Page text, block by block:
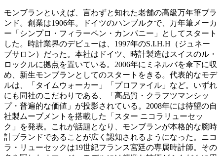
モンブランといえば、言わずと知れた老舗の高級万年筆ブラ
ンド。創業は1906年。ドイツのハンブルクで、万年筆メーカ
ー「シンプロ・フィラーペン・カンパニー」としてスタート
した。時計業界のデビューは、1997年のS.I.H.H（ジュネー
ブサロン）だった。本社はドイツ、時計製造はスイスのル・
ロックルに拠点を置いている。2006年にミネルバを傘下に収
め、新生モンブランとしてのスタートをきる。代表的なモデ
ルは、「タイムウォーカー」「プロファイル」など。いずれ
にも同社のこだわりである、「高品質・クラフツマンシッ
プ・普遍的な価値」が投影されている。2008年には待望の自
社製ムーブメントを搭載した「スター ニコラリューセッ
ク」を発表。これが話題となり、モンブランが本格的な腕時
計ブランドであることが広く認知されるようになった。ニコ
ラ・リューセックは19世紀フランス宮廷の専属時計師。その